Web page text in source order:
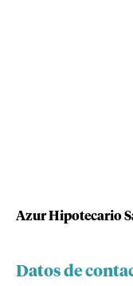
Azur Hipotecario
Datos de